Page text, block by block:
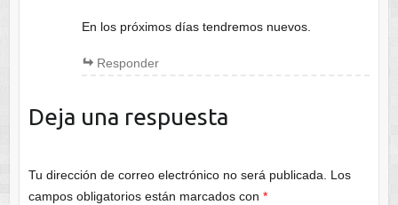
En los próximos días tendremos nuevos.
Responder
Deja una respuesta
Tu dirección de correo electrónico no será publicada.
Los
campos obligatorios están marcados con *